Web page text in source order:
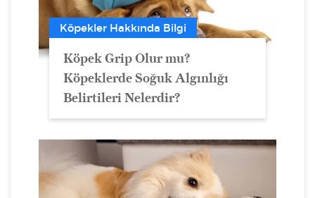
Köpekler Hakkında Bilgi
Köpek Grip Olur mu?
Köpeklerde Soğuk Algınlığı
Belirtileri Nelerdir?